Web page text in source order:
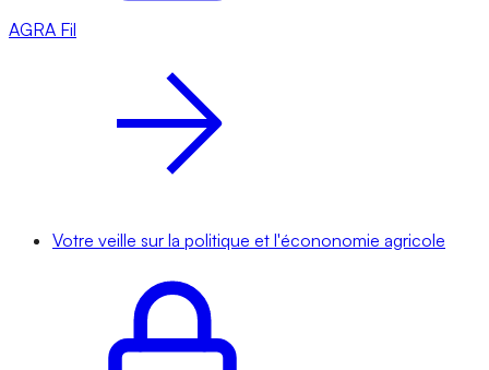
AGRA Fil
Votre veille sur la politique et l'écononomie agricole